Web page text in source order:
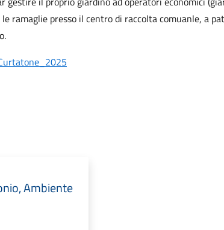
ramaglie presso il centro di raccolta comuanle, a
Ambiente